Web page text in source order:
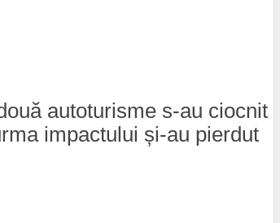
autoturisme s-au ciocnit
impactului și-au pierdut